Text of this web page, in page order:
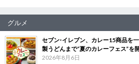
グルメ
セブン‐イレブン、カレー15商品を
製うどんまで“夏のカレーフェス”を
2026年8月6日